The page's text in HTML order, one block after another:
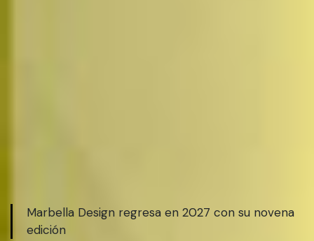
Marbella Design regresa en 2027 con su novena
edición